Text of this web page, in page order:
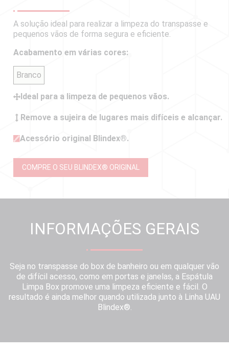
A solução ideal para realizar a limpeza do transpasse e
pequenos vãos de forma segura e eficiente.
Acabamento em várias cores:
Branco
Ideal para a limpeza de pequenos vãos.
Remove a sujeira de lugares mais difíceis e alcançar.
Acessório original Blindex®.
COMPRE O SEU BLINDEX® ORIGINAL
INFORMAÇÕES GERAIS
Seja no transpasse do box de banheiro ou em qualquer vão
de difícil acesso, como em portas e janelas, a Espátula
Limpa Box promove uma limpeza eficiente e fácil. O
resultado é ainda melhor quando utilizada junto à Linha UAU
Blindex®.